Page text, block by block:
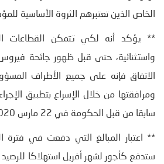
الخاص الذين تعتبرهم الثروة الأساسية
** يؤكد أنه لكي تتمكن القطاعات
واستثنائية، حتى قبل ظهور جائحة
الاتفاق فإنه على جميع الأطراف
ومرافقتها من خلال الإسراع بتطبيق
سابقا من قبل الحكومة في 22 مارس 2020 وعددها 23 إجراءا.
** اعتبار المبالغ التي دفعت في فترة
ستدفع كأجور لشهر أفريل استهلاكا